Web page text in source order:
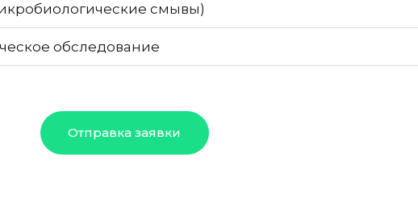
смывы)
обследование
Отправка заявки